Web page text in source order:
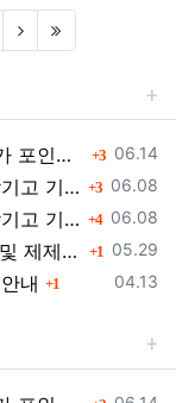
등록일
06.14
니다!! 3댓글
등록일
06.08
콘 받자! 3댓글
등록일
06.08
콘 받자! 4댓글
등록일
05.29
입니다. 1댓글
등록일
04.13
내 1